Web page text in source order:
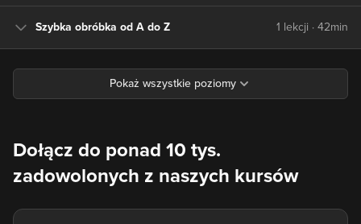
Szybka obróbka od A do Z 1 lekcji · 42min
Dołącz do ponad 10 tys.
zadowolonych z naszych kursów